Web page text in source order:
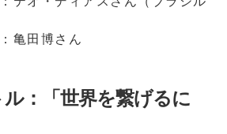
亀田博さん
：「世界を繋げるに